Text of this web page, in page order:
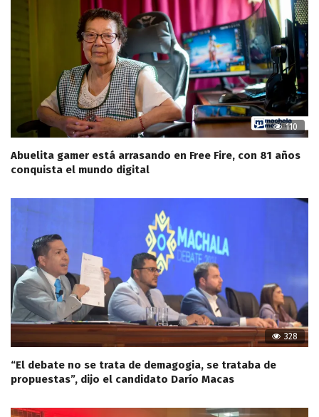
110
Abuelita gamer está arrasando en Free Fire, con 81 años
conquista el mundo digital
328
“El debate no se trata de demagogia, se trataba de
propuestas”, dijo el candidato Darío Macas